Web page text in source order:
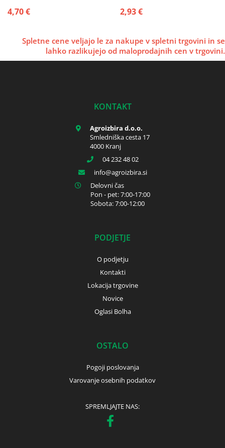
4,70 € 2,93 €
Spletne cene veljajo le za nakupe v spletni trgovini in se
lahko razlikujejo od maloprodajnih cen v trgovini.
KONTAKT
Agroizbira d.o.o.
Smledniška cesta 17
4000 Kranj
04 232 48 02
info
agroizbira.si
Delovni čas
Pon - pet: 7:00-17:00
Sobota: 7:00-12:00
PODJETJE
O podjetju
Kontakti
Lokacija trgovine
Novice
Oglasi Bolha
OSTALO
Pogoji poslovanja
Varovanje osebnih podatkov
SPREMLJAJTE NAS: